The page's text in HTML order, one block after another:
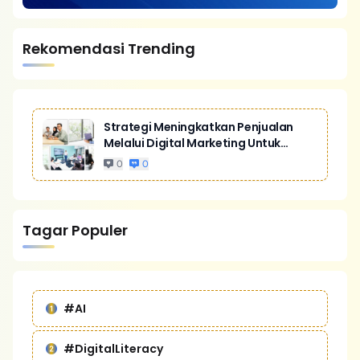
Rekomendasi Trending
Strategi Meningkatkan Penjualan
Melalui Digital Marketing Untuk
Bisnis Yang Lebih Kompetitif
0 0
Tagar Populer
#AI
#DigitalLiteracy